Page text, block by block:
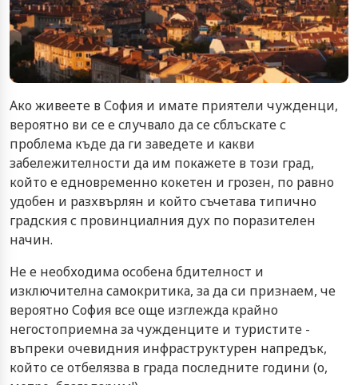
Ако живеете в София и имате приятели чужденци,
вероятно ви се е случвало да се сблъскате с
проблема къде да ги заведете и какви
забележителности да им покажете в този град,
който е едновременно кокетен и грозен, по равно
удобен и разхвърлян и който съчетава типично
градския с провинциалния дух по поразителен
начин.
Не е необходима особена бдителност и
изключителна самокритика, за да си признаем, че
вероятно София все още изглежда крайно
негостоприемна за чужденците и туристите -
въпреки очевидния инфраструктурен напредък,
който се отбелязва в града последните години (о,